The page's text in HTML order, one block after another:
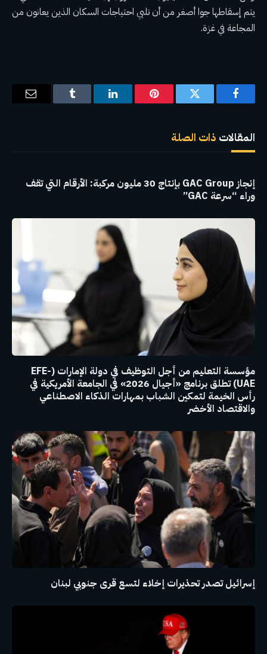
يتم إسقاطها جوا أصغر من أن تلبي احتياجات السكان الذين يعانون من
المجاعة في غزة.
فيسبوك تويتر بينتيريستلينكدإن Tumblr
البريد
المقالات ذات الصلة
إنجاز GAC Group بإنتاج 30 مليون مركبة: الأرقام التي تقف
وراء “سرعة GAC”
مؤسسة التعليم من أجل التوظيف في دولة الإمارات (EFE-
UAE) تطلق برنامج «أجيال 2026» في الجامعة الأمريكية في
رأس الخيمة لتمكين الشباب بمهارات الذكاء الاصطناعي
والاقتصاد الأخضر
إسرائيل تصدر تحذيرات إخلاء لتسع قرى جنوبي لبنان